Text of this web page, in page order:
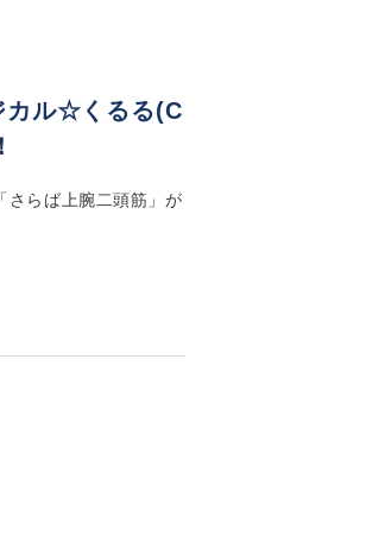
カル☆くるる(C
さらば上腕二頭筋」が